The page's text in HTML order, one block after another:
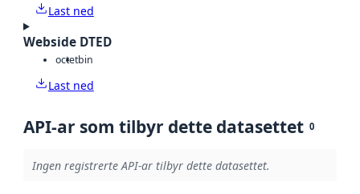
Last ned
Webside DTED
octetbin
Last ned
API-ar som tilbyr dette datasettet 0
Ingen registrerte API-ar tilbyr dette datasettet.